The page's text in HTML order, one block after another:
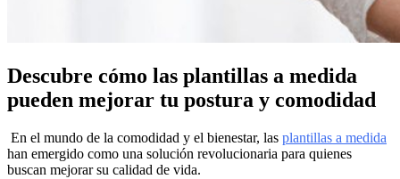
Descubre cómo las plantillas a medida
pueden mejorar tu postura y comodidad
En el mundo de la comodidad y el bienestar, las plantillas a medida
han emergido como una solución revolucionaria para quienes
buscan mejorar su calidad de vida.